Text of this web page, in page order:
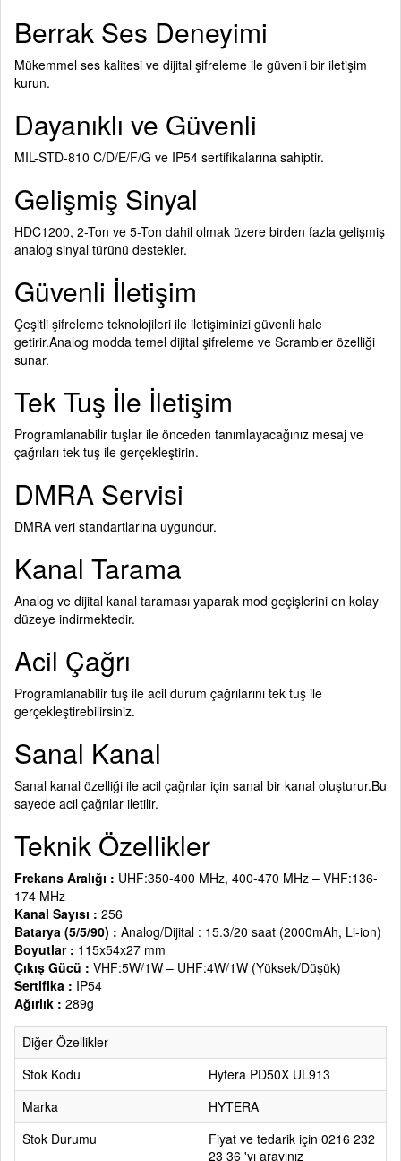
Berrak Ses Deneyimi
Mükemmel ses kalitesi ve dijital şifreleme ile güvenli bir iletişim
kurun.
Dayanıklı ve Güvenli
MIL-STD-810 C/D/E/F/G ve IP54 sertifikalarına sahiptir.
Gelişmiş Sinyal
HDC1200, 2-Ton ve 5-Ton dahil olmak üzere birden fazla gelişmiş
analog sinyal türünü destekler.
Güvenli İletişim
Çeşitli şifreleme teknolojileri ile iletişiminizi güvenli hale
getirir.Analog modda temel dijital şifreleme ve Scrambler özelliği
sunar.
Tek Tuş İle İletişim
Programlanabilir tuşlar ile önceden tanımlayacağınız mesaj ve
çağrıları tek tuş ile gerçekleştirin.
DMRA Servisi
DMRA veri standartlarına uygundur.
Kanal Tarama
Analog ve dijital kanal taraması yaparak mod geçişlerini en kolay
düzeye indirmektedir.
Acil Çağrı
Programlanabilir tuş ile acil durum çağrılarını tek tuş ile
gerçekleştirebilirsiniz.
Sanal Kanal
Sanal kanal özelliği ile acil çağrılar için sanal bir kanal oluşturur.Bu
sayede acil çağrılar iletilir.
Teknik Özellikler
Frekans Aralığı : UHF:350-400 MHz, 400-470 MHz – VHF:136-
174 MHz
Kanal Sayısı : 256
Batarya (5/5/90) : Analog/Dijital : 15.3/20 saat (2000mAh, Li-ion)
Boyutlar : 115x54x27 mm
Çıkış Gücü : VHF:5W/1W – UHF:4W/1W (Yüksek/Düşük)
Sertifika : IP54
Ağırlık : 289g
Diğer Özellikler
Stok Kodu
Hytera PD50X UL913
Marka
HYTERA
Stok Durumu
Fiyat ve tedarik için 0216 232
23 36 'yı arayınız